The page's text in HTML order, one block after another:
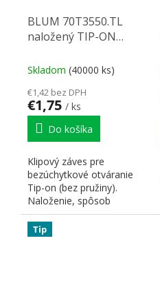
BLUM 70T3550.TL
naložený TIP-ON
Skladom (40000 ks)
€1,42 bez DPH
€1,75 / ks
Do košíka
Klipový záves pre
bezúchytkové otváranie
Tip-on (bez pružiny).
Naloženie, spôsob
montáže misky a uhol
otvorenia - viď...
Tip